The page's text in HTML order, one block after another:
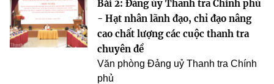
Bài 2: Đảng ủy Thanh tra Chính phủ
- Hạt nhân lãnh đạo, chỉ đạo nâng
cao chất lượng các cuộc thanh tra
chuyên đề
Văn phòng Đảng uỷ Thanh tra Chính
phủ